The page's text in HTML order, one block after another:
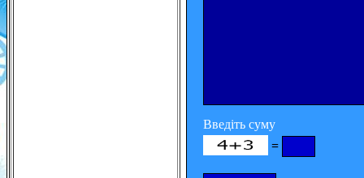
Введіть суму
=